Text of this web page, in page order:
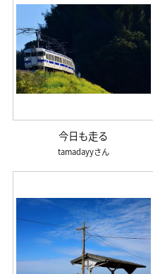
今日も走る
tamadayy